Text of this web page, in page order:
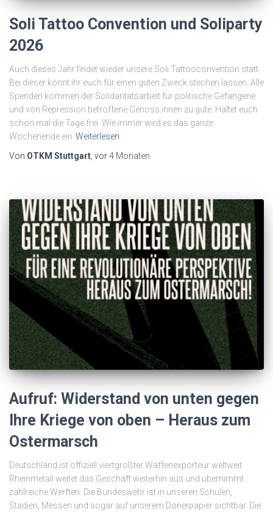
Soli Tattoo Convention und Soliparty
2026
Auch dieses Jahr findet wieder unsere Soli Tattooconvention statt.
Bei dieser könnt ihr euch für einen guten Zweck stechen lassen. Alle
Spenden kommen der Solidaritätsarbeit für politische Gefangene
und von Repression betroffene Genoss:innen zu gute. Haltet euch
schon mal die Tage frei. Wie immer wird es das ganze
Wochenende ein Weiterlesen
Von OTKM Stuttgart, vor4 Monaten
Aufruf: Widerstand von unten gegen
Ihre Kriege von oben – Heraus zum
Ostermarsch
Deutschland ist offiziell viertgrößter Waffenexporteur weltweit.
Rheinmetall weitet das Geschäft weiterhin aus und übernimmt
zahlreiche Werften. Die Bundeswehr ist in unseren Schulen,
Stadien, Messen und sogar auf unserem Dönerpapier sichtbar. Die